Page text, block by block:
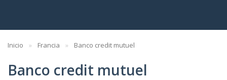
Inicio Francia Banco credit mutuel
Banco credit mutuel